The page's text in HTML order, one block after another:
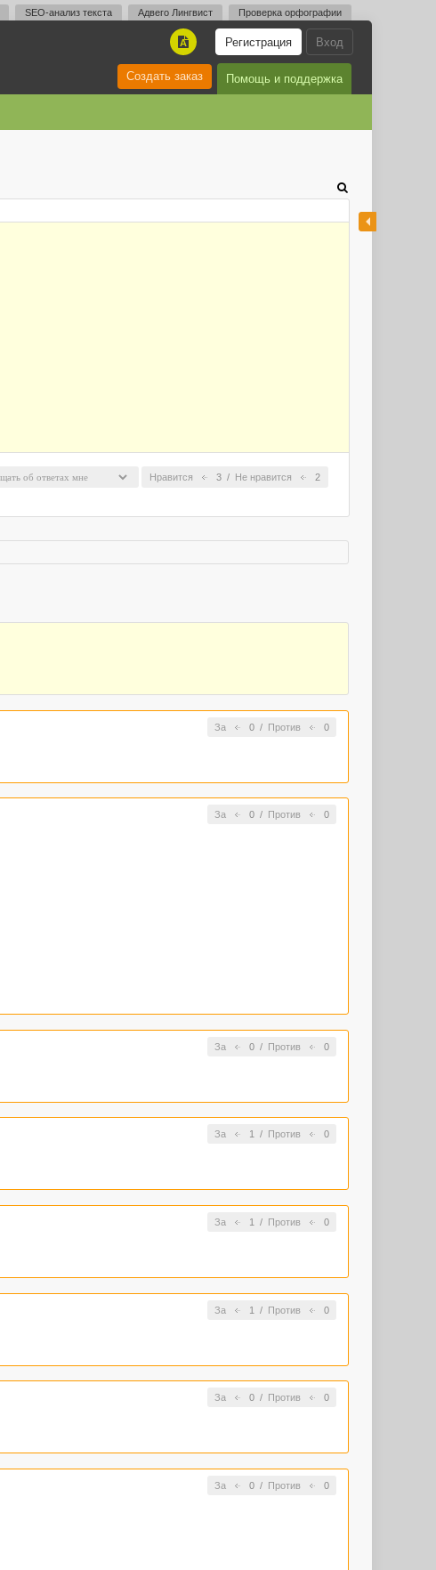
SEO-анализ текста Адвего Лингвист Проверка орфографии
Вход
Регистрация
A
Помощь и поддержка
Создать заказ
Нравится 3 / Не нравится 2
За 0/ Против 0
За 0/ Против 0
За 0/ Против 0
За 1 / Против 0
За 1 / Против 0
За 1 / Против 0
За 0/ Против 0
За 0/ Против 0